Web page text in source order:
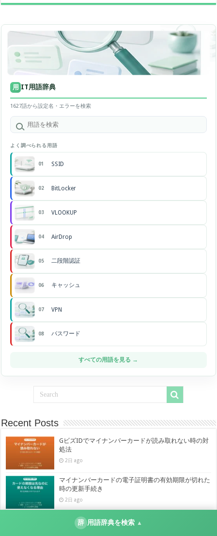
用 IT用語辞典
1627語から設定名・エラーを検索
よく調べられる用語
01 SSID
02 BitLocker
03 VLOOKUP
04 AirDrop
05 二段階認証
06 キャッシュ
07 VPN
08 パスワード
すべての用語を見る →
Recent Posts
GビズIDでマイナンバーカードが読み取れない時の対
処法
2日 ago
マイナンバーカードの電子証明書の有効期限が切れた
時の更新手続き
2日 ago
マイナポータルにパソコンからログインできない・拡
張機能が入らない時の対処法
辞 用語辞典を検索 ▲